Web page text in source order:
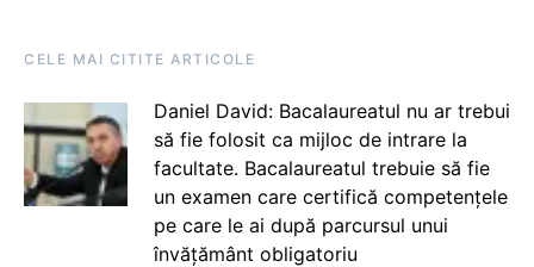
CELE MAI CITITE ARTICOLE
Daniel David: Bacalaureatul nu ar trebui
să fie folosit ca mijloc de intrare la
facultate. Bacalaureatul trebuie să fie
un examen care certifică competențele
pe care le ai după parcursul unui
învățământ obligatoriu